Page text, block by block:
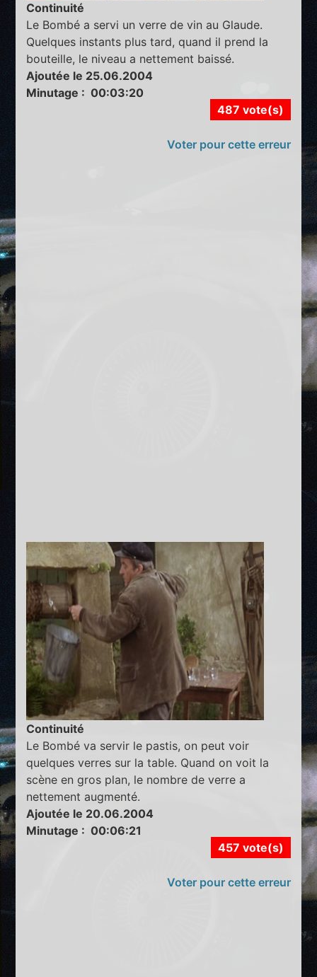
Continuité
Le Bombé a servi un verre de vin au Glaude.
Quelques instants plus tard, quand il prend la
bouteille, le niveau a nettement baissé.
Ajoutée le 25.06.2004
Minutage : 00:03:20
487 vote(s)
Voter pour cette erreur
Continuité
Le Bombé va servir le pastis, on peut voir
quelques verres sur la table. Quand on voit la
scène en gros plan, le nombre de verre a
nettement augmenté.
Ajoutée le 20.06.2004
Minutage : 00:06:21
457 vote(s)
Voter pour cette erreur